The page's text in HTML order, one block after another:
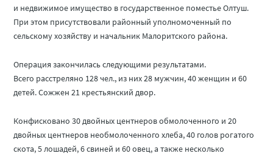
и недвижимое имущество в государственное поместье Олтуш.
При этом присутствовали районный уполномоченный по
сельскому хозяйству и начальник Малоритского района.
Операция закончилась следующими результатами.
Всего расстреляно 128 чел., из них 28 мужчин, 40 женщин и 60
детей. Сожжен 21 крестьянский двор.
Конфисковано 30 двойных центнеров обмолоченного и 20
двойных центнеров необмолоченного хлеба, 40 голов рогатого
скота, 5 лошадей, 6 свиней и 60 овец, а также несколько